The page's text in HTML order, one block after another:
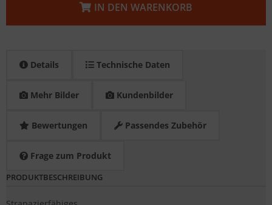
IN DEN WARENKORB
Details Technische Daten
Mehr Bilder Kundenbilder
Bewertungen Passendes Zubehör
Frage zum Produkt
PRODUKTBESCHREIBUNG